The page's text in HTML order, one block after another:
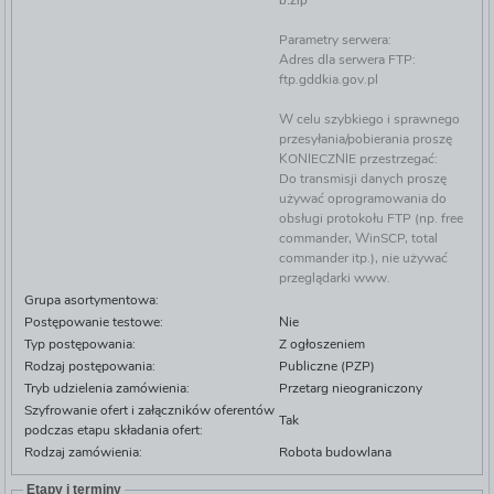
Parametry serwera:
Adres dla serwera FTP:
ftp.gddkia.gov.pl
W celu szybkiego i sprawnego
przesyłania/pobierania proszę
KONIECZNIE przestrzegać:
Do transmisji danych proszę
używać oprogramowania do
obsługi protokołu FTP (np. free
commander, WinSCP, total
commander itp.), nie używać
przeglądarki www.
Grupa asortymentowa:
Postępowanie testowe:
Nie
Typ postępowania:
Z ogłoszeniem
Rodzaj postępowania:
Publiczne (PZP)
Tryb udzielenia zamówienia:
Przetarg nieograniczony
Szyfrowanie ofert i załączników oferentów
podczas etapu składania ofert:
Tak
Rodzaj zamówienia:
Robota budowlana
Etapy i terminy